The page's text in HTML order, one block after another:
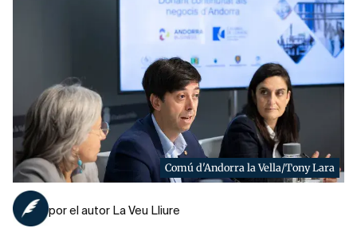
Comú d'Andorra la Vella/Tony Lara
por el autor La Veu Lliure